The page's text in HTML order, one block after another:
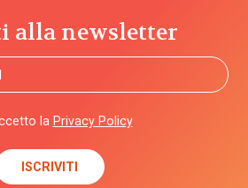
alla newsletter
la Privacy Policy